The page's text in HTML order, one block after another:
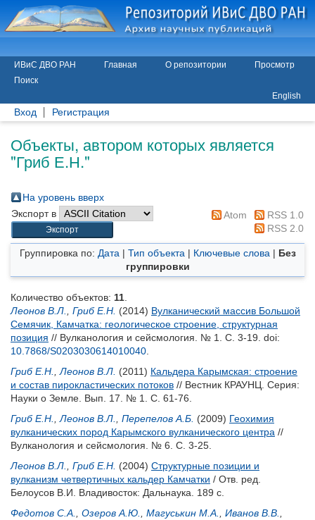
ИВиС ДВО РАН Главная О репозитории
Просмотр
Поиск
English
Вход Регистрация
Объекты, автором которых является
"Гриб Е.Н."
На уровень вверх
Экспорт в
Atom
RSS 1.0
RSS 2.0
Группировка по: Дата | Тип объекта | Ключевые слова | Без
группировки
Количество объектов: 11
Леонов В.Л.
Гриб Е.Н. (2014) Вулканический массив Большой
Семячик, Камчатка: геологическое строение, структурная
позиция // Вулканология и сейсмология. № 1. С. 3-19. doi:
10.7868/S0203030614010040
Гриб Е.Н.
Леонов В.Л. (2011) Кальдера Карымская: строение
и состав пирокластических потоков // Вестник КРАУНЦ. Серия:
Науки о Земле. Вып. 17. № 1. С. 61-76.
Гриб Е.Н.
Леонов В.Л. Перепелов А.Б. (2009) Геохимия
вулканических пород Карымского вулканического центра //
Вулканология и сейсмология. № 6. С. 3-25.
Леонов В.Л.
Гриб Е.Н. (2004) Структурные позиции и
вулканизм четвертичных кальдер Камчатки / Отв. ред.
Белоусов В.И.
Владивосток: Дальнаука. 189 с.
Федотов С.А.
Озеров А.Ю. Магуськин М.А. Иванов В.В.